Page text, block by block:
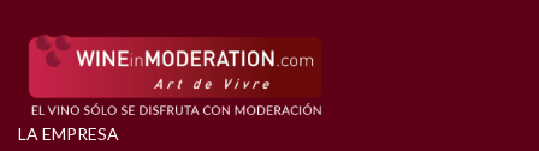
LA EMPRESA